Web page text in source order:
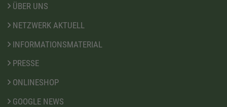
ÜBER UNS
NETZWERK AKTUELL
INFORMATIONSMATERIAL
PRESSE
ONLINESHOP
GOOGLE NEWS